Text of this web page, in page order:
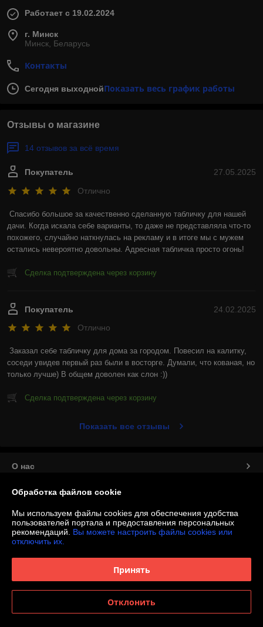
Работает с 19.02.2024
г. Минск
Минск, Беларусь
Контакты
Сегодня выходнойПоказать весь график работы
Отзывы о магазине
14 отзывов за всё время
27.05.2025
Покупатель
Отлично
Спасибо большое за качественно сделанную табличку для нашей
дачи. Когда искала себе варианты, то даже не представляла что-то
похожего, случайно наткнулась на рекламу и в итоге мы с мужем
остались невероятно довольны. Адресная табличка просто огонь!
Сделка подтверждена через корзину
24.02.2025
Покупатель
Отлично
Заказал себе табличку для дома за городом. Повесил на калитку,
соседи увидев первый раз были в восторге. Думали, что кованая, но
только лучше) В общем доволен как слон :))
Сделка подтверждена через корзину
Показать все отзывы
О нас
Контакты
Доставка и оплата
Политика обработки cookies
Обработка файлов cookie
Мы используем файлы cookies для обеспечения удобства
пользователей портала и предоставления персональных
рекомендаций. Вы можете настроить файлы cookies или
отключить их.
Принять
Отклонить